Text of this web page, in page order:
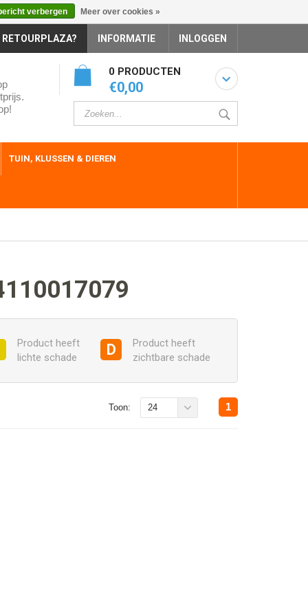
RETOURPLAZA? INFORMATIE INLOGGEN
0 PRODUCTEN
€0,00
TUIN, KLUSSEN & DIEREN
Product heeft
lichte schade
D
Product heeft
zichtbare schade
1
Toon: 24
verbergen Meer over cookies »